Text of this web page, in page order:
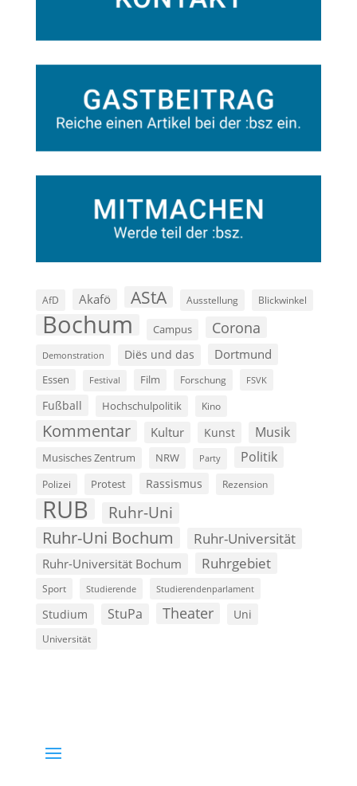
AfD Akafö AStA Ausstellung Blickwinkel
Bochum Campus Corona
Demonstration Diës und das Dortmund
Essen Festival Film Forschung FSVK
Fußball Hochschulpolitik Kino
Kommentar Kultur Kunst Musik
Musisches Zentrum NRW Party Politik
Polizei Protest Rassismus Rezension
RUB Ruhr-Uni
Ruhr-Uni Bochum Ruhr-Universität
Ruhr-Universität Bochum Ruhrgebiet
Sport Studierende Studierendenparlament
Studium StuPa Theater Uni
Universität